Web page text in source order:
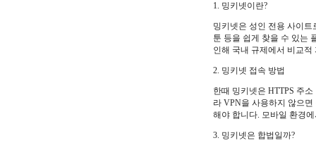
1. 밍키넷이란?
밍키넷은 성인 전용 사이
툰 등을 쉽게 찾을 수 있는
인해 국내 규제에서 비교
2. 밍키넷 접속 방법
한때 밍키넷은 HTTPS 주
라 VPN을 사용하지 않으
해야 합니다. 모바일 환경
3. 밍키넷은 합법일까?